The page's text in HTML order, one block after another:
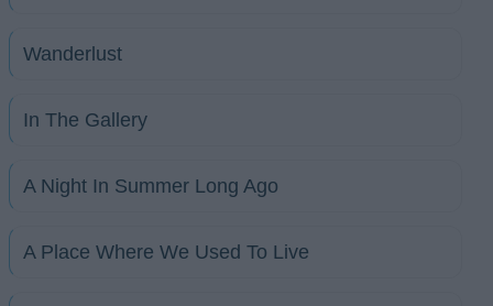
Wanderlust
In The Gallery
A Night In Summer Long Ago
A Place Where We Used To Live